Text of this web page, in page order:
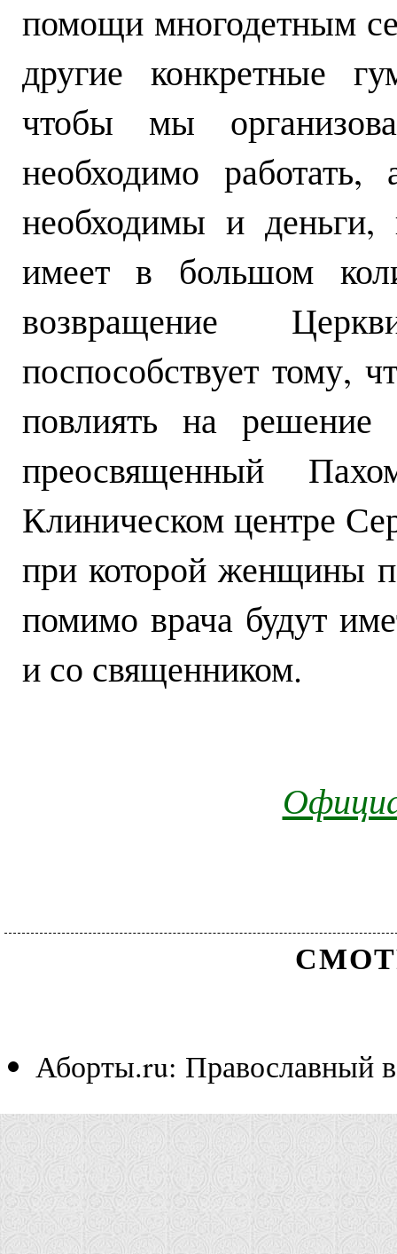
помощи многодетным
другие конкретные
чтобы мы
необходимо
необходимы и деньги,
имеет в большом
возвращение
поспособствует тому,
повлиять на решение
преосвященный
Клиническом центре
при которой женщины
помимо врача будут
и со священником.
Аборты.ru: Православный